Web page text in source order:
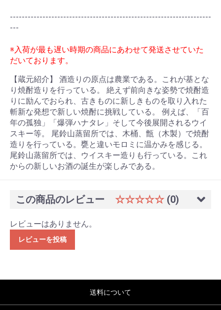
--------------------------------------------------------------------
---
※入荷が最も遅い時期の商品にあわせて発送させていた
だいております。
【蔵元紹介】 酒造りの原点は農業である。これが基とな
り焼酎造りを行っている。 絶えず前向きな姿勢で焼酎造
りに励んでおられ、古きものに新しきものを取り入れた
斬新な発想で新しい焼酎に挑戦している。 例えば、「百
年の孤独」「爆弾ハナタレ」そして今後展開されるウイ
スキー等。 尾鈴山蒸留所では、木桶、甑（木製）で焼酎
造りを行っている。甕と違いモロミに温かみを感じる。
尾鈴山蒸留所では、ウイスキー造りも行っている。これ
からの新しいお酒の誕生が楽しみである。
この商品のレビュー ☆☆☆☆☆ (0)
レビューはありません。
レビューを投稿
送料について